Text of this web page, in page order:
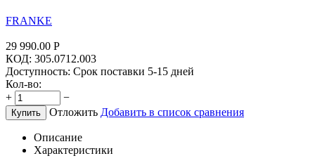
FRANKE
29 990.00 Р
КОД: 305.0712.003
Доступность: Срок поставки 5-15 дней
Кол-во:
+
−
Купить Отложить Добавить в список сравнения
Описание
Характеристики